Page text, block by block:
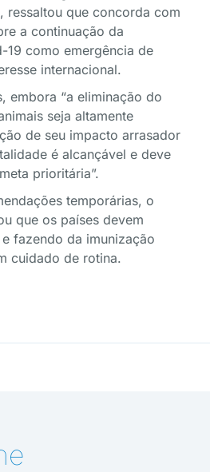
ressaltou que concorda com
a continuação da
19 como emergência de
internacional.
embora “a eliminação do
seja altamente
de seu impacto arrasador
é alcançável e deve
prioritária”.
temporárias, o
que os países devem
fazendo da imunização
cuidado de rotina.